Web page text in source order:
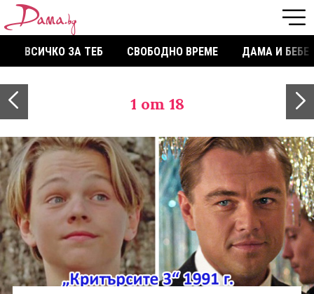
ВСИЧКО ЗА ТЕБ СВОБОДНО ВРЕМЕ ДАМА И БЕБЕ
1 от 18